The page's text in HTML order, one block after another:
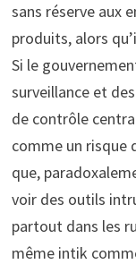
sans réserve aux
produits, alors
Si le
surveillance et
de contrôle
comme un risque
que,
voir des outils
partout dans les
même intik